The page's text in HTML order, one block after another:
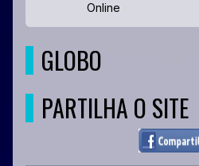
Online
GLOBO
PARTILHA O SITE